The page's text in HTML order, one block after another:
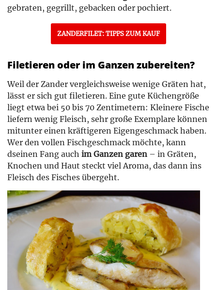
gebraten, gegrillt, gebacken oder pochiert.
ZANDERFILET: TIPPS ZUM KAUF
Filetieren oder im Ganzen zubereiten?
Weil der Zander vergleichsweise wenige Gräten hat,
lässt er sich gut filetieren. Eine gute Küchengröße
liegt etwa bei 50 bis 70 Zentimetern: Kleinere Fische
liefern wenig Fleisch, sehr große Exemplare können
mitunter einen kräftigeren Eigengeschmack haben.
Wer den vollen Fischgeschmack möchte, kann
dseinen Fang auch im Ganzen garen – in Gräten,
Knochen und Haut steckt viel Aroma, das dann ins
Fleisch des Fisches übergeht.